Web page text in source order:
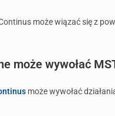
może wiązać się z
może wywołać
może wywołać